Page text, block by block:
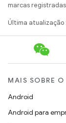
marcas
Última
MAIS SOBRE
Android
Android para